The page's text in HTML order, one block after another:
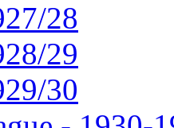
28
29
30